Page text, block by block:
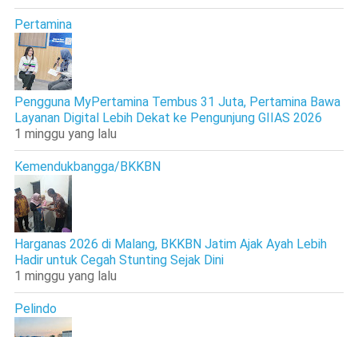
Pertamina
Pengguna MyPertamina Tembus 31 Juta, Pertamina Bawa
Layanan Digital Lebih Dekat ke Pengunjung GIIAS 2026
1 minggu yang lalu
Kemendukbangga/BKKBN
Harganas 2026 di Malang, BKKBN Jatim Ajak Ayah Lebih
Hadir untuk Cegah Stunting Sejak Dini
1 minggu yang lalu
Pelindo